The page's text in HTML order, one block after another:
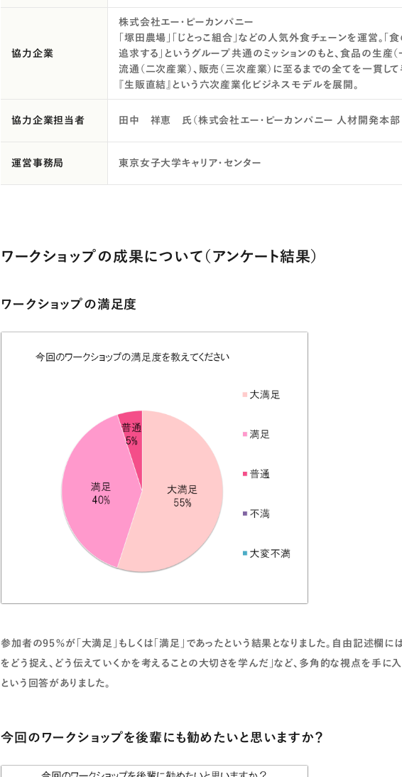
協力企業
株式会社エー・ピーカンパニー
「塚田農場」「じとっこ組合」などの人気外食チェーンを運営。「
追求する」というグループ共通のミッションのもと、食品の生産（
流通（二次産業）、販売（三次産業）に至るまでの全てを一貫し
『生販直結』という六次産業化ビジネスモデルを展開。
協力企業担当者 田中 祥恵 氏（株式会社エー・ピーカンパニー 人材開発本部
運営事務局 東京女子大学キャリア・センター
ワークショップの成果について（アンケート結果）
ワークショップの満足度
参加者の95％が「大満足」もしくは「満足」であったという結果となりました。自由記述欄に
をどう捉え、どう伝えていくかを考えることの大切さを学んだ」など、多角的な視点を手に
という回答がありました。
今回のワークショップを後輩にも勧めたいと思いますか？